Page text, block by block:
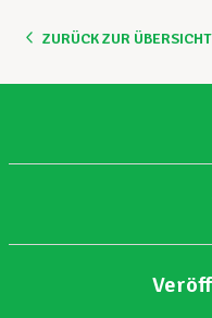
ZURÜCK ZUR ÜBERSICHT